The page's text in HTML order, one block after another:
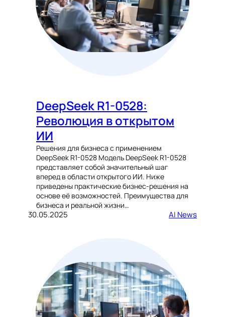
DeepSeek R1-0528:
Революция в открытом
ИИ
Решения для бизнеса с применением
DeepSeek R1-0528 Модель DeepSeek R1-0528
представляет собой значительный шаг
вперед в области открытого ИИ. Ниже
приведены практические бизнес-решения на
основе её возможностей. Преимущества для
бизнеса и реальной жизни…
30.05.2025 AI News